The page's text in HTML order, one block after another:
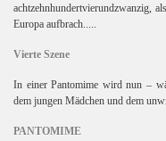
achtzehnhundertvierundzwanzig,
Europa aufbrach.....
Vierte Szene
In einer Pantomime wird nun –
dem jungen Mädchen und dem
PANTOMIME